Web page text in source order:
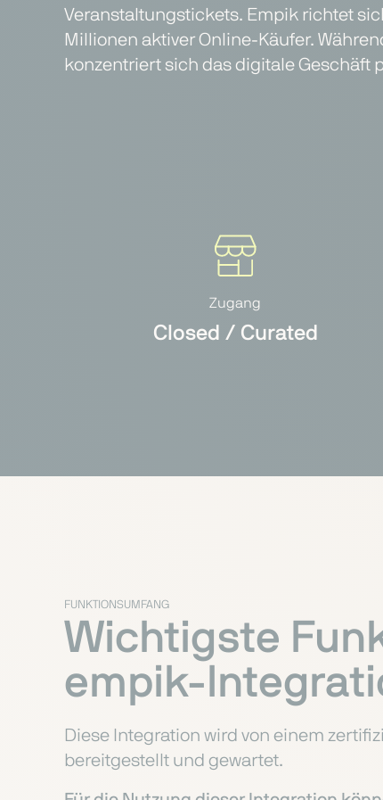
Veranstaltungstickets. Empik richtet
Millionen aktiver Online-Käufer.
konzentriert sich das digitale Geschäft
Zugang
Closed / Curated
FUNKTIONSUMFANG
Wichtigste
empik-
Diese Integration wird von einem
bereitgestellt und gewartet.